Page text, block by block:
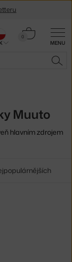
MENU
0
Košík
Muuto
hlavním zdrojem